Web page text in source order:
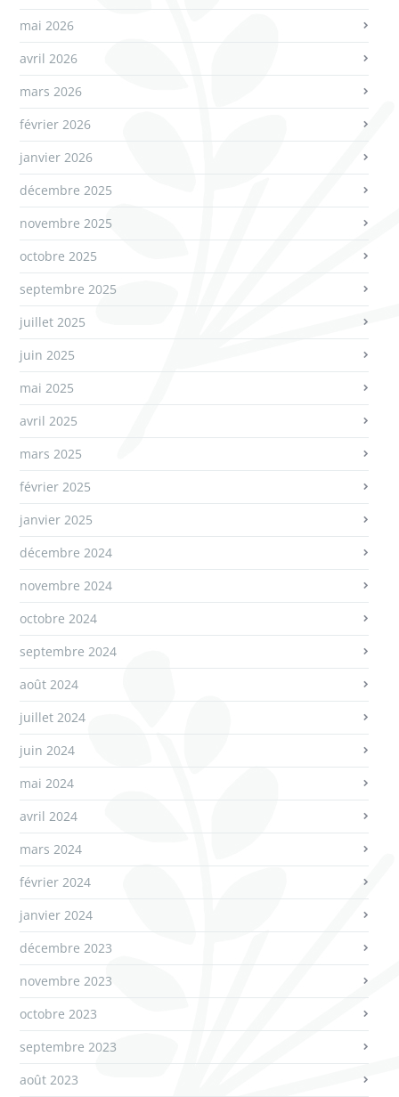
mai 2026
avril 2026
mars 2026
février 2026
janvier 2026
décembre 2025
novembre 2025
octobre 2025
septembre 2025
juillet 2025
juin 2025
mai 2025
avril 2025
mars 2025
février 2025
janvier 2025
décembre 2024
novembre 2024
octobre 2024
septembre 2024
août 2024
juillet 2024
juin 2024
mai 2024
avril 2024
mars 2024
février 2024
janvier 2024
décembre 2023
novembre 2023
octobre 2023
septembre 2023
août 2023